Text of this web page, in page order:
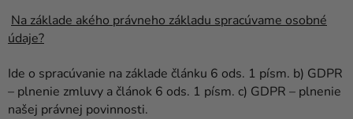
Na základe akého právneho základu spracúvame osobné
údaje?
Ide o spracúvanie na základe článku 6 ods. 1 písm. b) GDPR
– plnenie zmluvy a článok 6 ods. 1 písm. c) GDPR – plnenie
našej právnej povinnosti.